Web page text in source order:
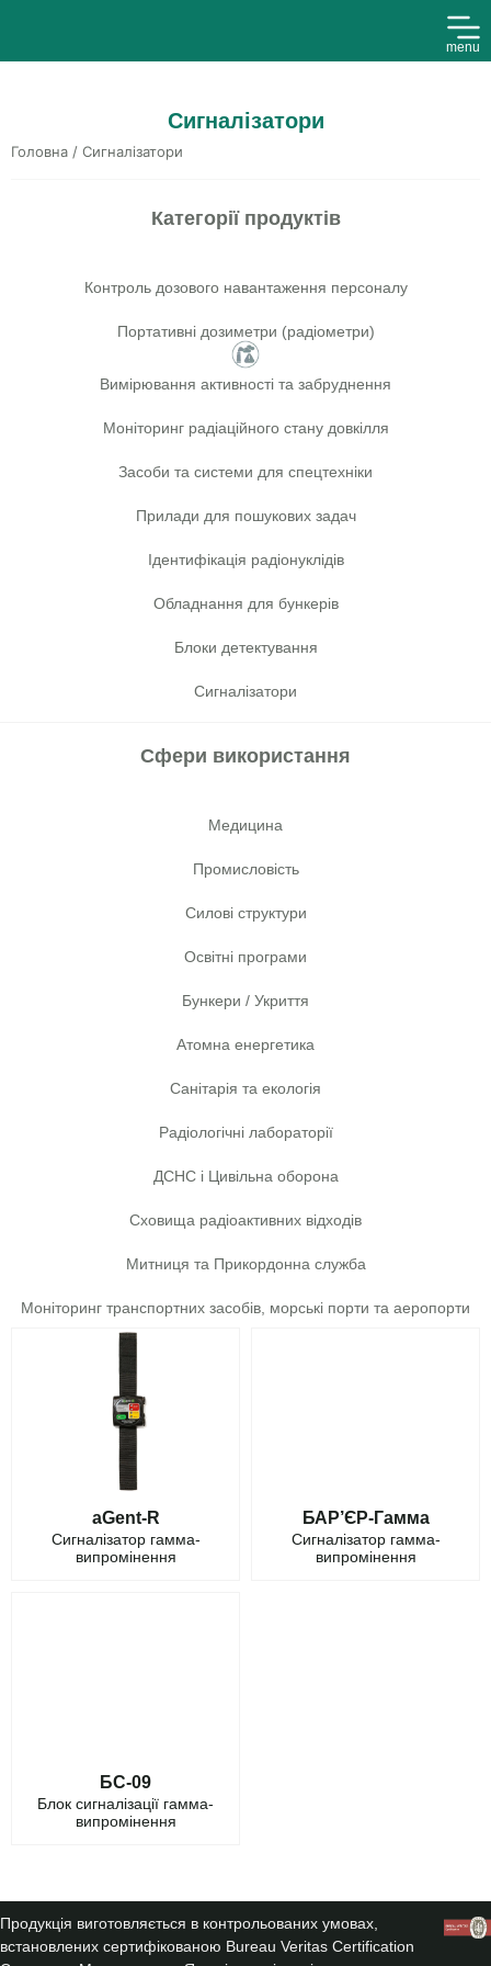
menu
Сигналізатори
Головна / Сигналізатори
Категорії продуктів
Контроль дозового навантаження персоналу
Портативні дозиметри (радіометри)
Вимірювання активності та забруднення
Моніторинг радіаційного стану довкілля
Засоби та системи для спецтехніки
Прилади для пошукових задач
Ідентифікація радіонуклідів
Обладнання для бункерів
Блоки детектування
Сигналізатори
Сфери використання
Медицина
Промисловість
Cилові структури
Освітні програми
Бункери / Укриття
Атомна енергетика
Санітарія та екологія
Радіологічні лабораторії
ДСНС і Цивільна оборона
Сховища радіоактивних відходів
Митниця та Прикордонна служба
Моніторинг транспортних засобів, морські порти та аеропорти
aGent-R
Сигналізатор гамма-
випромінення
БАР’ЄР-Гамма
Сигналізатор гамма-
випромінення
БС-09
Блок сигналізації гамма-
випромінення
Продукція виготовляється в контрольованих умовах,
встановлених сертифікованою Bureau Veritas Certification